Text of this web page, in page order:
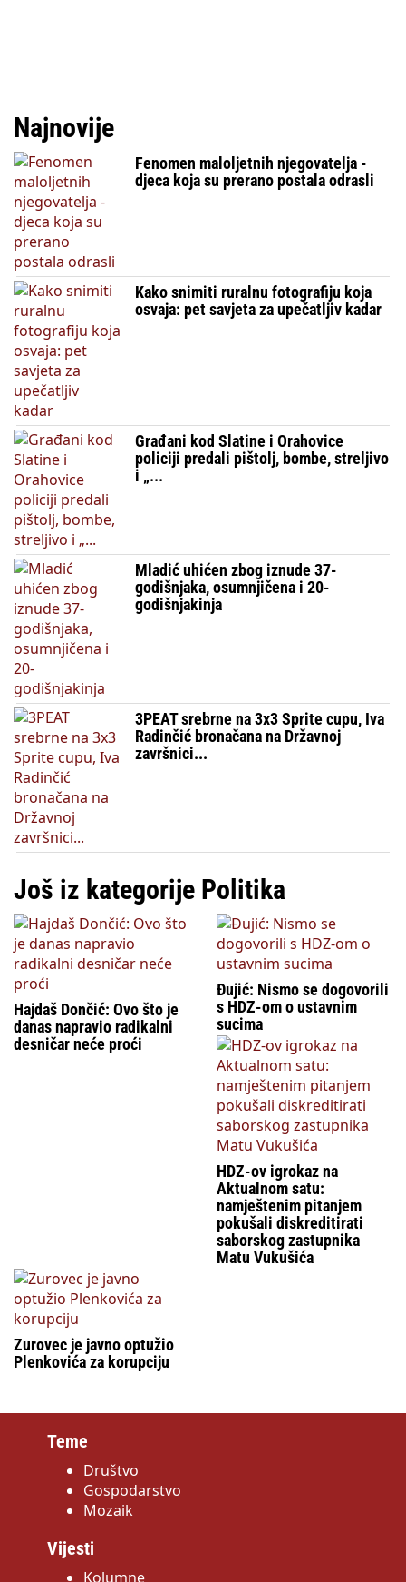
Najnovije
Fenomen maloljetnih njegovatelja -
djeca koja su prerano postala odrasli
Kako snimiti ruralnu fotografiju koja
osvaja: pet savjeta za upečatljiv kadar
Građani kod Slatine i Orahovice
policiji predali pištolj, bombe, streljivo
i „...
Mladić uhićen zbog iznude 37-
godišnjaka, osumnjičena i 20-
godišnjakinja
3PEAT srebrne na 3x3 Sprite cupu, Iva
Radinčić bronačana na Državnoj
završnici...
Još iz kategorije Politika
Hajdaš Dončić: Ovo što je
danas napravio radikalni
desničar neće proći
Đujić: Nismo se dogovorili
s HDZ-om o ustavnim
sucima
HDZ-ov igrokaz na
Aktualnom satu:
namještenim pitanjem
pokušali diskreditirati
saborskog zastupnika
Matu Vukušića
Zurovec je javno optužio
Plenkovića za korupciju
Teme
Društvo
Gospodarstvo
Mozaik
Vijesti
Kolumne